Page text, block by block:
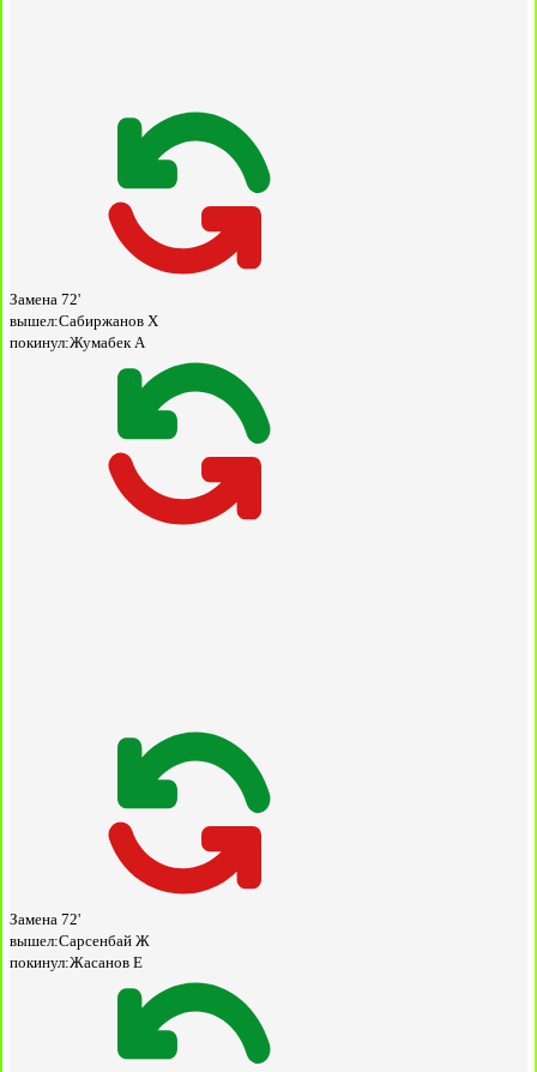
Замена 72'
вышел:Сабиржанов Х
покинул:Жумабек А
Замена 72'
вышел:Сарсенбай Ж
покинул:Жасанов Е